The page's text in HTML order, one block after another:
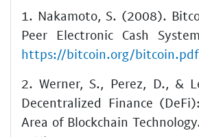
1. Nakamoto, S. (2008).
Peer Electronic Cash
https://bitcoin.org/bitcoin.pdf
2. Werner, S., Perez, D., &
Decentralized Finance
Area of Blockchain